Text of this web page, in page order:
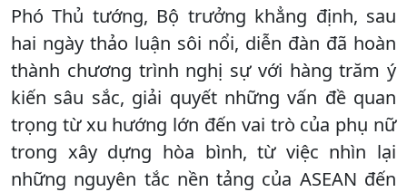
Phó Thủ tướng, Bộ trưởng khẳng định, sau
hai ngày thảo luận sôi nổi, diễn đàn đã hoàn
thành chương trình nghị sự với hàng trăm ý
kiến sâu sắc, giải quyết những vấn đề quan
trọng từ xu hướng lớn đến vai trò của phụ nữ
trong xây dựng hòa bình, từ việc nhìn lại
những nguyên tắc nền tảng của ASEAN đến